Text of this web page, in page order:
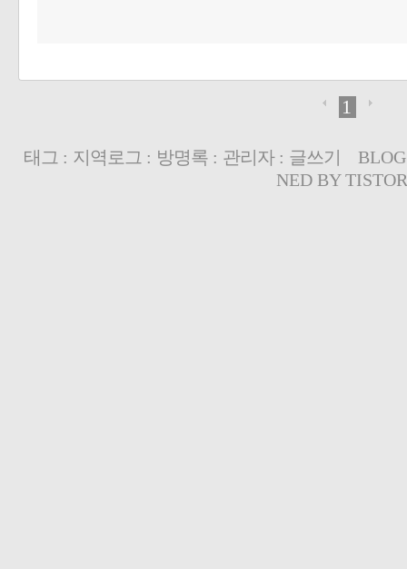
1
태그 : 지역로그 : 방명록: 관리자: 글쓰기
NED BY